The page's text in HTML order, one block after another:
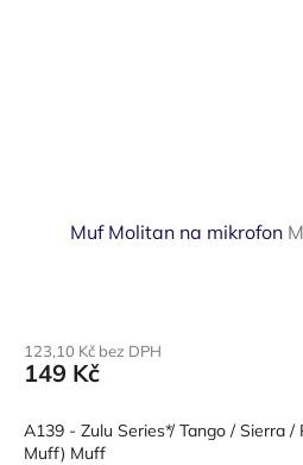
Muf Molitan na mikrofon
123,10 Kč bez DPH
149 Kč
A139 - Zulu Series*/ Tango / Sierra /
Muff) Muff